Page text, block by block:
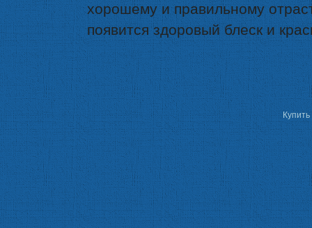
хорошему и правильному
появится здоровый блеск и